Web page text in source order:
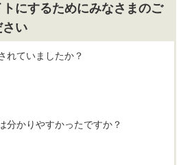
にするためにみなさまのご
さい
れていましたか？
分かりやすかったですか？